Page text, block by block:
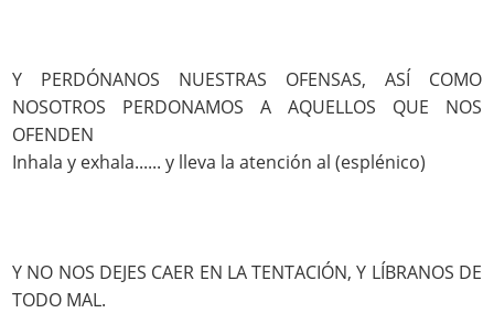
Y PERDÓNANOS NUESTRAS OFENSAS, ASÍ COMO
NOSOTROS PERDONAMOS A AQUELLOS QUE NOS
OFENDEN
Inhala y exhala...... y lleva la atención al (esplénico)
Y NO NOS DEJES CAER EN LA TENTACIÓN, Y LÍBRANOS DE
TODO MAL.